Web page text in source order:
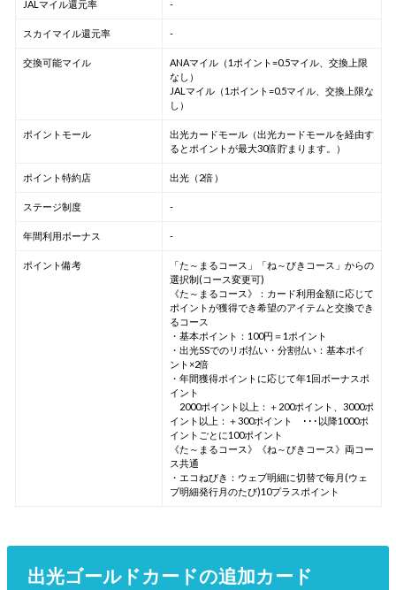
JALマイル還元率 -
スカイマイル還元率 -
交換可能マイル
ANAマイル（1ポイント=0.5マイル、交換上限
なし）
JALマイル（1ポイント=0.5マイル、交換上限な
し）
ポイントモール
出光カードモール（出光カードモールを経由す
るとポイントが最大30倍貯まります。）
ポイント特約店 出光（2倍）
ステージ制度 -
年間利用ボーナス -
ポイント備考
「た～まるコース」「ね～びきコース」からの
選択制(コース変更可)
《た～まるコース》：カード利用金額に応じて
ポイントが獲得でき希望のアイテムと交換でき
るコース
・基本ポイント：100円＝1ポイント
・出光SSでのリボ払い・分割払い：基本ポイ
ント×2倍
・年間獲得ポイントに応じて年1回ボーナスポ
イント
2000ポイント以上：＋200ポイント、3000ポ
イント以上：＋300ポイント ･･･以降1000ポ
イントごとに100ポイント
《た～まるコース》《ね～びきコース》両コー
ス共通
・エコねびき：ウェブ明細に切替で毎月(ウェ
ブ明細発行月のたび)10プラスポイント
出光ゴールドカードの追加カード